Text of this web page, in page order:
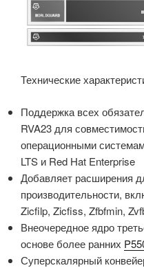
Технические
Поддержка всех
RVA23 для
операционными
LTS и Red Hat Enterprise
Добавляет расширения
производительности,
Zicfilp, Zicfiss, Zfbfmin,
Внеочередное ядро
основе более ранних
Суперскалярный